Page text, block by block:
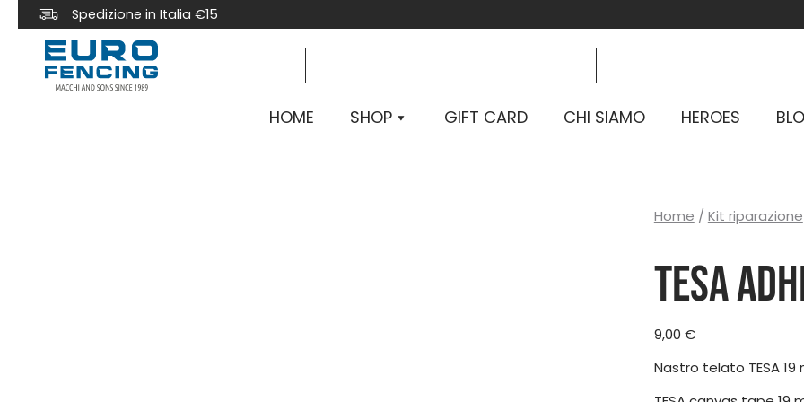
Spedizione in Italia €15
HOME SHOP GIFT CARD CHI SIAMO HEROES
Home / Kit riparazione
TESA
9,00 €
Nastro telato TESA